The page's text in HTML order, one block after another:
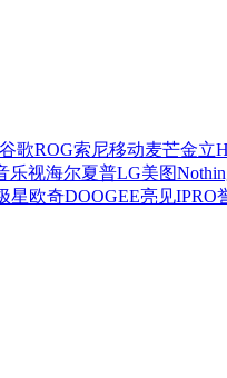
谷歌ROG索尼移动麦芒金立
乐视海尔夏普LG美图
星欧奇DOOGEE亮见IPRO